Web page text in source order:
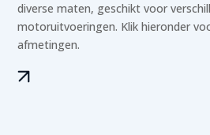
diverse maten, geschikt voor
motoruitvoeringen. Klik hieronder
afmetingen.